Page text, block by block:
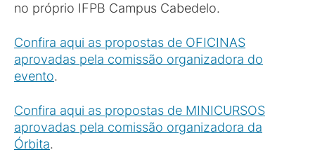
no próprio IFPB Campus Cabedelo.
Confira aqui as propostas de OFICINAS
aprovadas pela comissão organizadora do
evento.
Confira aqui as propostas de MINICURSOS
aprovadas pela comissão organizadora da
Órbita.